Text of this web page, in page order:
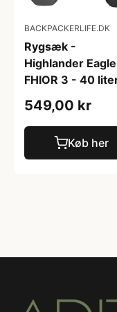
BACKPACKERLIFE.DK
Rygsæk -
Highlander Eagle
FHIOR 3 - 40
549,00 kr
Køb her